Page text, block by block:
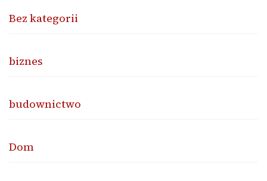
Bez kategorii
biznes
budownictwo
Dom